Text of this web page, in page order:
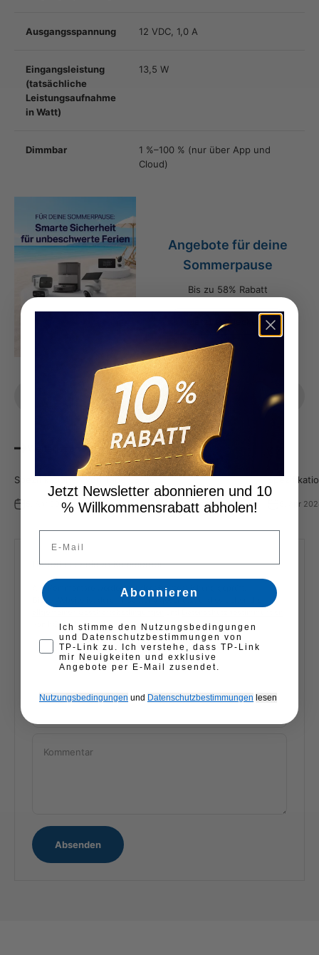
Ausgangsspannung 12 VDC, 1,0 A
Eingangsleistung
(tatsächliche
Leistungsaufnahme
in Watt)
13,5 W
Dimmbar
1 %–100 % (nur über App und
Cloud)
Angebote für deine
Sommerpause
Bis zu 58% Rabatt
Jetzt entdecken!
Teilen
Spezifikationen von Tapo L610E
5. Apr 2024 Tapo Deutschland 0 Kommentare 5. Apr
Hinterlasse einen Kommentar
Alle Kommentare werden vor der Veröffentlichung geprüft.
Diese Website ist durch hCaptcha geschützt und es gelten die
von hCaptcha.
Name
Kommentar
Absenden
Jetzt Newsletter abonnieren und 10
% Willkommensrabatt abholen!
Abonnieren
First opt-in consent
Ich stimme den Nutzungsbedingungen
und Datenschutzbestimmungen von
TP-Link zu. Ich verstehe, dass TP-Link
mir Neuigkeiten und exklusive
Angebote per E-Mail zusendet.
Nutzungsbedingungen und Datenschutzbestimmungen lesen